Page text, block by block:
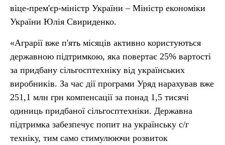
віце-прем'єр-міністр України – Міністр економіки
України Юлія Свириденко.
«Аграрії вже п'ять місяців активно користуються
державною підтримкою, яка повертає 25% вартості
за придбану сільгосптехніку від українських
виробників. За час дії програми Уряд нарахував вже
251,1 млн грн компенсації за понад 1,5 тисячі
одиниць придбаної сільгосптехніки. Державна
підтримка забезпечує попит на українську с/г
техніку, тим само стимулюючи розвиток